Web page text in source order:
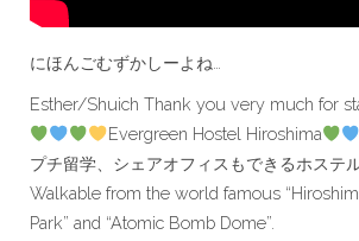
にほんごむずかしーよね…
Esther/Shuich Thank you very much for
Evergreen Hostel Hiroshima
プチ留学、シェアオフィスもできるホステル
Walkable from the world famous
Park” and “Atomic Bomb Dome”.